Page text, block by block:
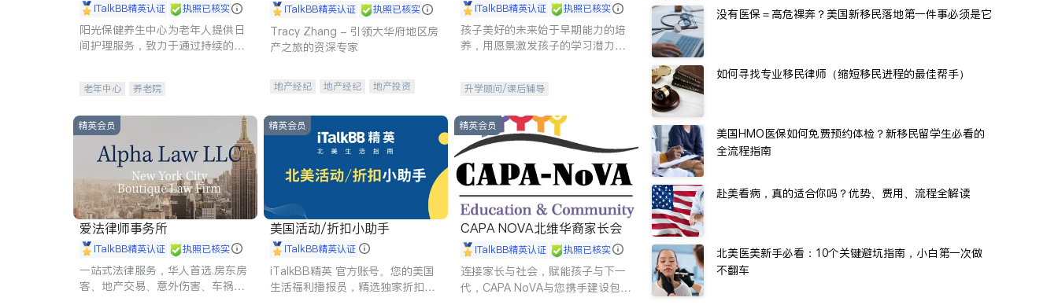
iTalkBB精英认证 执照已核实
阳光保健养生中心为老年人提供日
间护理服务，致力于通过持续的护
老年中心 养老院
iTalkBB精英认证 执照已核实
Tracy Zhang - 引领大华府地区房
产之旅的资深专家
地产经纪 地产经纪
地产投资
iTalkBB精英认证 执照已核实
孩子美好的未来始于早期能力的培
养，用愿景激发孩子的学习潜力和
升学顾问/课后辅导
精英会员
爱法律师事务所
iTalkBB精英认证 执照已核实
一站式法律服务，华人首选.房东房
客、地产交易、意外伤害、车祸重
精英会员
美国活动/折扣小助手
iTalkBB精英认证
iTalkBB精英 官方账号。您的美国
生活福利播报员，精选独家折扣、
精英会员
CAPA NOVA北维华裔家长会
iTalkBB精英认证 执照已核实
连接家长与社会，赋能孩子与下一
代，CAPA NoVA与您携手建设包
没有医保＝高危裸奔？美国新移民落地第一件事必须是它
如何寻找专业移民律师（缩短移民进程的最佳帮手）
美国HMO医保如何免费预约体检？新移民留学生必看的
全流程指南
赴美看病，真的适合你吗？优势、费用、流程全解读
北美医美新手必看：10个关键避坑指南，小白第一次做
不翻车